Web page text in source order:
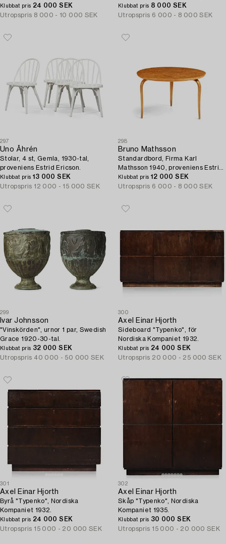
Ericson.
Klubbat pris 24 000 SEK
Utropspris 8 000 - 10 000 SEK
talets mitt, proveniens Estrid
Ericson.
Klubbat pris 8 000 SEK
Utropspris 6 000 - 8 000 SEK
297
Uno Åhrén
Stolar, 4 st, Gemla, 1930-tal,
proveniens Estrid Ericson.
Klubbat pris 13 000 SEK
Utropspris 12 000 - 15 000 SEK
298
Bruno Mathsson
Standardbord, Firma Karl
Mathsson 1940, proveniens Estrid
Ericson.
Klubbat pris 12 000 SEK
Utropspris 6 000 - 8 000 SEK
299
Ivar Johnsson
"Vinskörden", urnor 1 par, Swedish
Grace 1920-30-tal.
Klubbat pris 32 000 SEK
Utropspris 40 000 - 50 000 SEK
300
Axel Einar Hjorth
Sideboard "Typenko", för
Nordiska Kompaniet 1932.
Klubbat pris 24 000 SEK
Utropspris 20 000 - 25 000 SEK
301
Axel Einar Hjorth
Byrå "Typenko", Nordiska
Kompaniet 1932.
Klubbat pris 24 000 SEK
Utropspris 15 000 - 20 000 SEK
302
Axel Einar Hjorth
Skåp "Typenko", Nordiska
Kompaniet 1935.
Klubbat pris 30 000 SEK
Utropspris 15 000 - 20 000 SEK